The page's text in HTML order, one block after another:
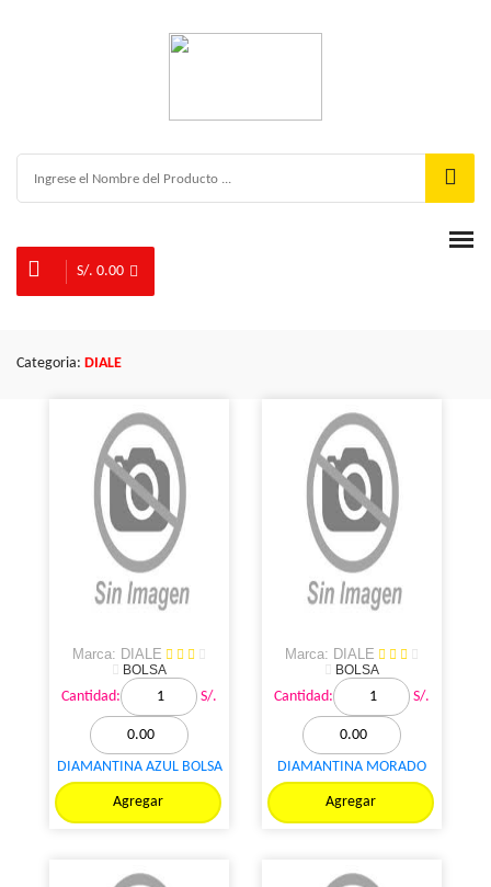
S/. 0.00
Categoria: DIALE
Marca: DIALE
BOLSA
Cantidad: S/.
DIAMANTINA AZUL BOLSA
Agregar
Marca: DIALE
BOLSA
Cantidad: S/.
DIAMANTINA MORADO
BOLSA 1KL
Agregar